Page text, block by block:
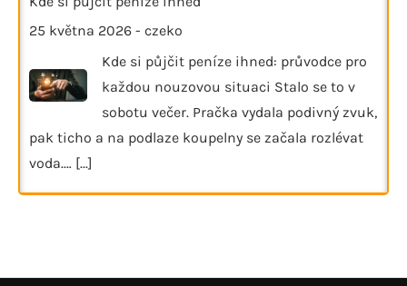
25 května 2026 - czeko
Kde si půjčit peníze ihned: průvodce pro
každou nouzovou situaci Stalo se to v
sobotu večer. Pračka vydala podivný zvuk,
pak ticho a na podlaze koupelny se začala rozlévat
voda.… [...]